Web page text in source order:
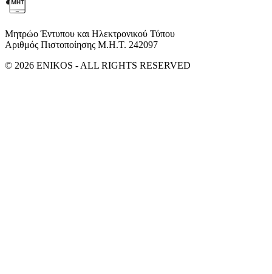
Μητρώο Έντυπου και Ηλεκτρονικού Τύπου
Αριθμός Πιστοποίησης Μ.Η.Τ. 242097
© 2026 ENIKOS - ALL RIGHTS RESERVED